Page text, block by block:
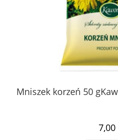
Mniszek korzeń 50
7,00